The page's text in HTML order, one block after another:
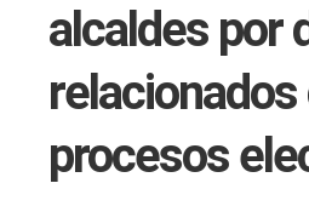
alcaldes por
relacionados
procesos